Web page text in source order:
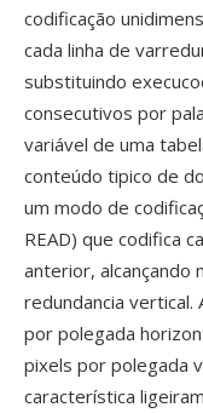
codificação
cada linha de
substituindo
consecutivos por
variável de uma
conteúdo tipico de
um modo de
READ) que codifica
anterior, alcançando
redundancia vertical.
por polegada
pixels por polegada
característica